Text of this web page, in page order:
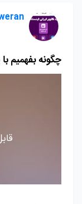
چگونه بفهمیم